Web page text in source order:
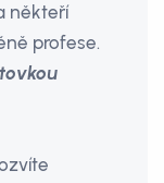
někteří
profese.